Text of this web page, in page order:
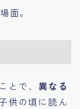
面。
とで、 異なる
供の頃に読ん